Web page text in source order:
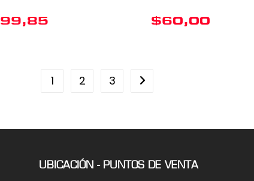
99,85 $60,00
1 2 3
UBICACIÓN - PUNTOS DE VENTA